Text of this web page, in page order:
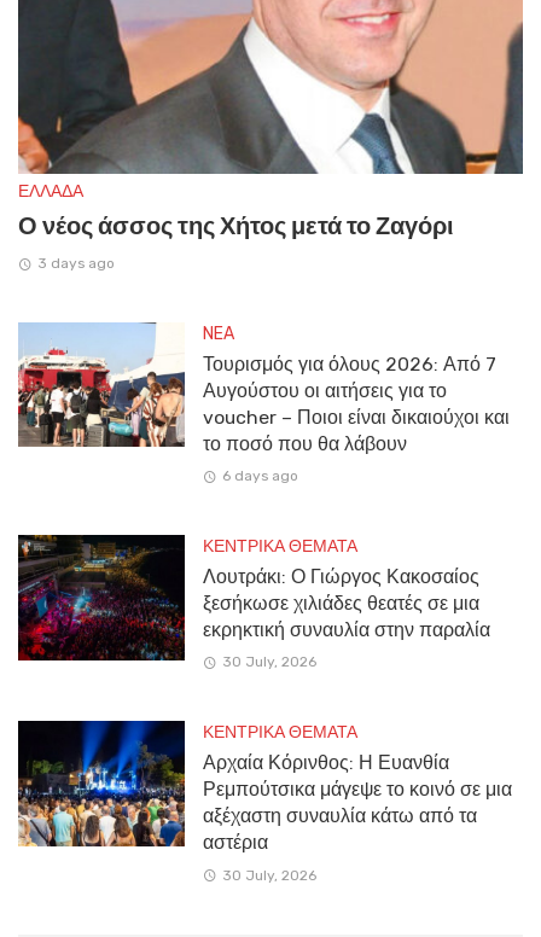
ΕΛΛΑΔΑ
Ο νέος άσσος της Χήτος μετά το Ζαγόρι
3 days ago
NEA
Τουρισμός για όλους 2026: Από 7
Αυγούστου οι αιτήσεις για το
voucher – Ποιοι είναι δικαιούχοι και
το ποσό που θα λάβουν
6 days ago
ΚΕΝΤΡΙΚΑ ΘΕΜΑΤΑ
Λουτράκι: Ο Γιώργος Κακοσαίος
ξεσήκωσε χιλιάδες θεατές σε μια
εκρηκτική συναυλία στην παραλία
30 July, 2026
ΚΕΝΤΡΙΚΑ ΘΕΜΑΤΑ
Αρχαία Κόρινθος: Η Ευανθία
Ρεμπούτσικα μάγεψε το κοινό σε μια
αξέχαστη συναυλία κάτω από τα
αστέρια
30 July, 2026